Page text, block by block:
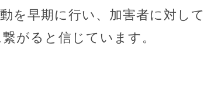
を早期に行い、加害者に対し
がると信じています。